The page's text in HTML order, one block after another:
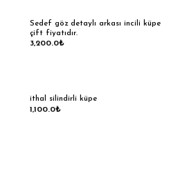
Sedef göz detaylı arkası incili küpe
çift fiyatıdır.
3,200.0₺
ithal silindirli küpe
1,100.0₺